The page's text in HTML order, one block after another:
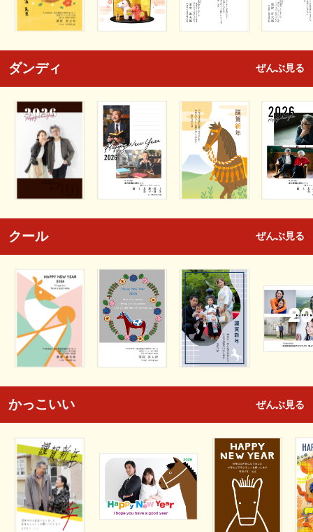
ダンディ ぜんぶ見る
クール ぜんぶ見る
かっこいい ぜんぶ見る